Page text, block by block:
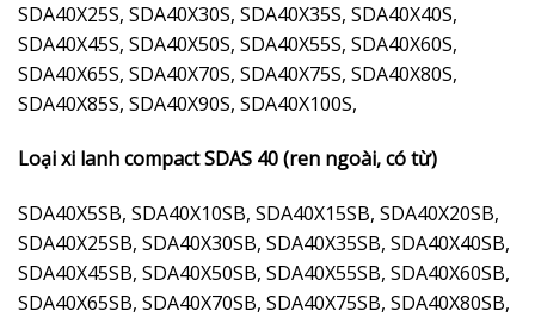
SDA40X25S, SDA40X30S, SDA40X35S, SDA40X40S,
SDA40X45S, SDA40X50S, SDA40X55S, SDA40X60S,
SDA40X65S, SDA40X70S, SDA40X75S, SDA40X80S,
SDA40X85S, SDA40X90S, SDA40X100S,
Loại xi lanh compact SDAS 40 (ren ngoài, có từ)
SDA40X5SB, SDA40X10SB, SDA40X15SB, SDA40X20SB,
SDA40X25SB, SDA40X30SB, SDA40X35SB, SDA40X40SB,
SDA40X45SB, SDA40X50SB, SDA40X55SB, SDA40X60SB,
SDA40X65SB, SDA40X70SB, SDA40X75SB, SDA40X80SB,